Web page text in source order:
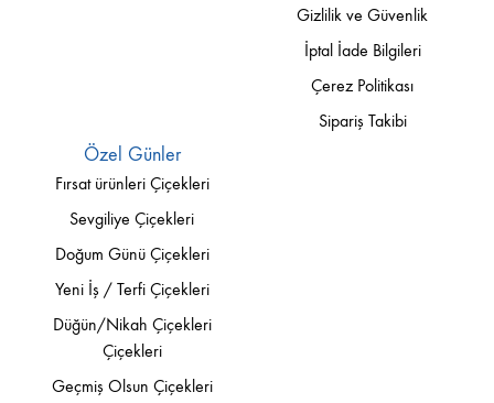
Gizlilik ve Güvenlik
İptal İade Bilgileri
Çerez Politikası
Sipariş Takibi
Özel Günler
Fırsat ürünleri Çiçekleri
Sevgiliye Çiçekleri
Doğum Günü Çiçekleri
Yeni İş / Terfi Çiçekleri
Düğün/Nikah Çiçekleri
Çiçekleri
Geçmiş Olsun Çiçekleri